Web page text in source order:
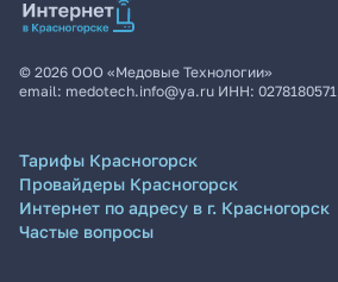
© 2026 ООО «Медовые Технологии»
email: medotech.info@ya.ru ИНН: 0278180571
Тарифы Красногорск
Провайдеры Красногорск
Интернет по адресу в г. Красногорск
Частые вопросы